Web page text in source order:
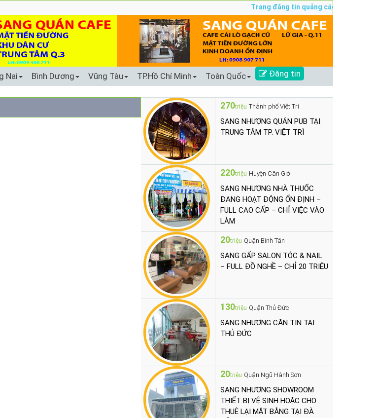
Trang đăng tin quảng cáo sang nhượng
Nai Bình Dương Vũng Tàu TP.Hồ Chí Minh Toàn Quốc Đăng tin
270triệu Thành phố Việt Trì
SANG NHƯỢNG QUÁN PUB TẠI
TRUNG TÂM TP. VIỆT TRÌ
220triệu Huyện Cần Giờ
SANG NHƯỢNG NHÀ THUỐC
ĐANG HOẠT ĐỘNG ỔN ĐỊNH –
FULL CAO CẤP – CHỈ VIỆC VÀO
LÀM
20triệu Quận Bình Tân
SANG GẤP SALON TÓC & NAIL
– FULL ĐỒ NGHỀ – CHỈ 20 TRIỆU
130triệu Quận Thủ Đức
SANG NHƯỢNG CĂN TIN TẠI
THỦ ĐỨC
20triệu Quận Ngũ Hành Sơn
SANG NHƯỢNG SHOWROOM
THIẾT BỊ VỆ SINH HOẶC CHO
THUÊ LẠI MẶT BẰNG TẠI ĐÀ